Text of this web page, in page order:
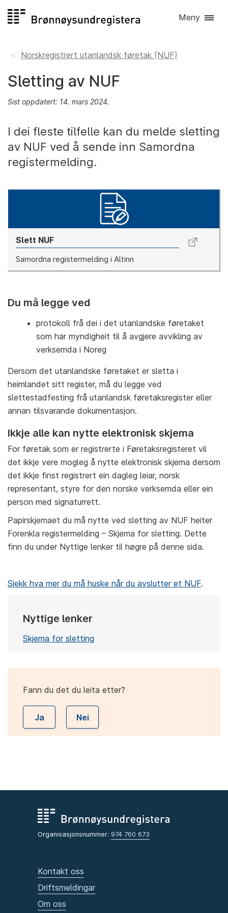
til
Meny
Norskregistrert utanlandsk føretak (NUF)
Sletting av NUF
Sist oppdatert: 14. mars 2024.
I dei fleste tilfelle kan du melde sletting
av NUF ved å sende inn Samordna
registermelding.
Slett NUF
Samordna registermelding i Altinn
Du må legge ved
protokoll frå dei i det utanlandske føretaket
som har myndigheit til å avgjere avvikling av
verksemda i Noreg
Dersom det utanlandske føretaket er sletta i
heimlandet sitt register, må du legge ved
slettestadfesting frå utanlandsk føretaksregister eller
annan tilsvarande dokumentasjon.
Ikkje alle kan nytte elektronisk skjema
For føretak som er registrerte i Føretaksregisteret vil
det ikkje vere mogleg å nytte elektronisk skjema dersom
det ikkje finst registrert ein dagleg leiar, norsk
representant, styre for den norske verksemda eller ein
person med signaturrett.
Papirskjemaet du må nytte ved sletting av NUF heiter
Forenkla registermelding – Skjema for sletting. Dette
finn du under Nyttige lenker til høgre på denne sida.
Sjekk hva mer du må huske når du avslutter et NUF.
Nyttige lenker
Skjema for sletting
Fann du det du leita etter?
Ja Nei
Organisasjonsnummer: 974 760 673
Kontakt oss
Driftsmeldingar
Om oss